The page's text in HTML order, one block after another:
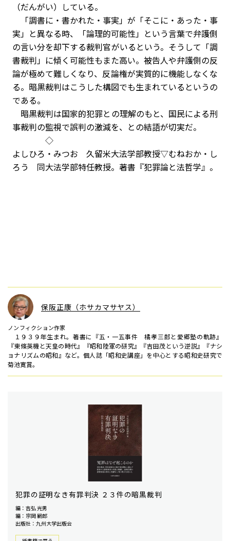
（だんがい）している。
「調書に・書かれた・事実」が「そこに・あった・事
実」と異なる時、「論理的可能性」という言葉で弁護側
の言い分を却下する裁判官がいるという。そうして「調
書裁判」に傾く可能性もまた高い。被告人や弁護側の反
論が極めて難しくなり、反論権が実質的に機能しなくな
る。暗黒裁判はこうした構図でも生まれているというの
である。
暗黒裁判は国家的犯罪との理解のもと、国民による刑
事裁判の監視で誤判の激減を、との結語が切実だ。
◇
よしひろ・みつお 久留米大法学部教授▽むねおか・し
ろう 同大法学部特任教授。著書『犯罪論と法哲学』。
保阪正康（ホサカマサヤス）
ノンフィクション作家
１９３９年生まれ。著書に『五・一五事件 橘孝三郎と愛郷塾の軌跡』
『東條英機と天皇の時代』『昭和陸軍の研究』『吉田茂という逆説』『ナシ
ョナリズムの昭和』など。個人誌「昭和史講座」を中心とする昭和史研究で
菊池寛賞。
犯罪の証明なき有罪判決 ２３件の暗黒裁判
編：吉弘 光男
編：宗岡 嗣郎
出版社：九州大学出版会